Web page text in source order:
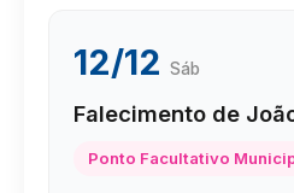
12/12 Sáb
Falecimento de
Ponto Facultativo